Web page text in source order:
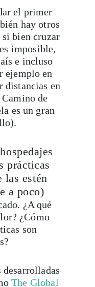
el primer
hay otros
si bien cruzar
imposible,
e incluso
ejemplo en
distancias en
de
es un gran
prácticas
las estén
a poco)
¿A qué
¿Cómo
son
desarrolladas
The Global
completas.